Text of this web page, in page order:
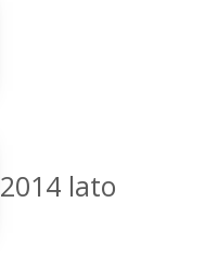
2014 lato